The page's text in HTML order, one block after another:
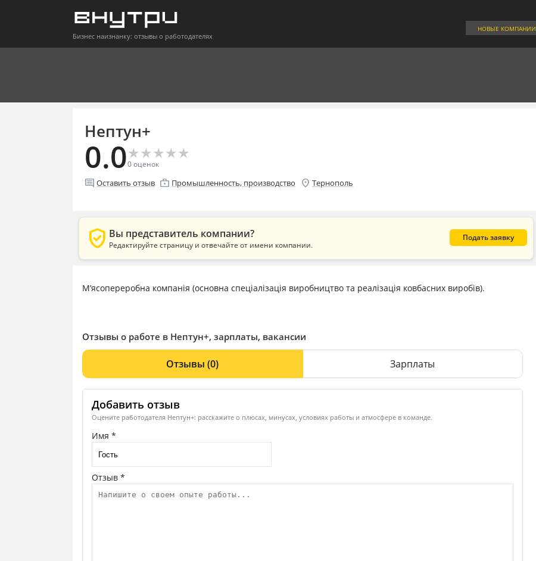
Бизнес наизнанку: отзывы о работодателях
НОВЫЕ КОМПАНИИ
Нептун+
0.0★
★★
★★
★★
★★
★
0оценок
comment Оставить отзыв enterprise Промышленность, производство location_on Тернополь
verified_user Вы представитель компании?
Редактируйте страницу и отвечайте от имени компании.
Подать заявку
М’ясопереробна компанія (основна спеціалізація виробництво та реалізація ковбасних виробів).
Отзывы о работе в Нептун+, зарплаты, вакансии
Отзывы(0) Зарплаты
Добавить отзыв
Оцените работодателя Нептун+: расскажите о плюсах, минусах, условиях работы и атмосфере в команде.
Имя *
Отзыв *